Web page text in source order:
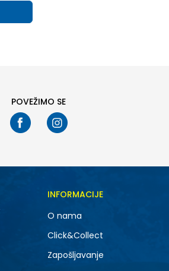
POVEŽIMO SE
INFORMACIJE
O nama
Click&Collect
Zapošljavanje